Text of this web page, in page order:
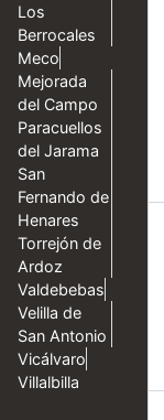
Los
Berrocales
Meco
Mejorada
del Campo
Paracuellos
del Jarama
San
Fernando de
Henares
Torrejón de
Ardoz
Valdebebas
Velilla de
San Antonio
Vicálvaro
Villalbilla